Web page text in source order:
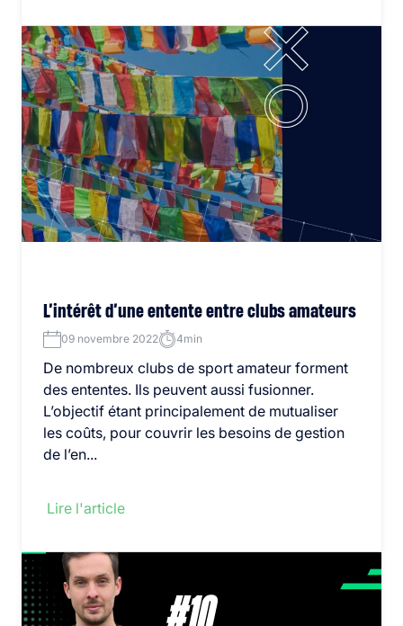
L’intérêt d’une entente entre clubs amateurs
09 novembre 2022 4min
De nombreux clubs de sport amateur forment
des ententes. Ils peuvent aussi fusionner.
L’objectif étant principalement de mutualiser
les coûts, pour couvrir les besoins de gestion
de l’en...
Lire l'article